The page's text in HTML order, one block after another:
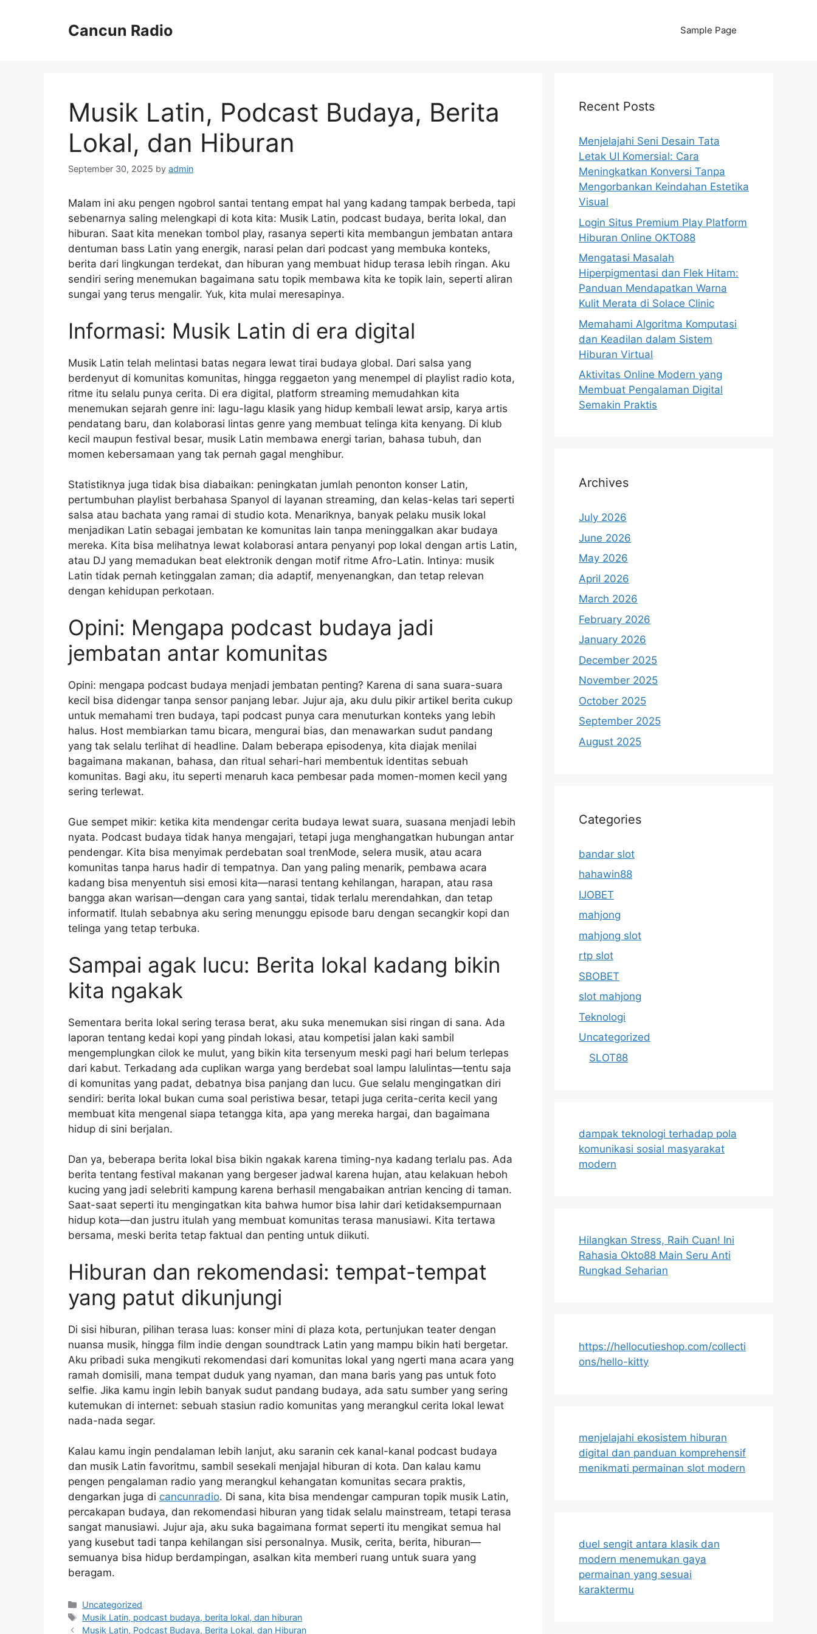
Cancun Radio Sample Page
Musik Latin, Podcast Budaya, Berita
Lokal, dan Hiburan
September 30, 2025 by admin
Malam ini aku pengen ngobrol santai tentang empat hal yang kadang tampak berbeda, tapi
sebenarnya saling melengkapi di kota kita: Musik Latin, podcast budaya, berita lokal, dan
hiburan. Saat kita menekan tombol play, rasanya seperti kita membangun jembatan antara
dentuman bass Latin yang energik, narasi pelan dari podcast yang membuka konteks,
berita dari lingkungan terdekat, dan hiburan yang membuat hidup terasa lebih ringan. Aku
sendiri sering menemukan bagaimana satu topik membawa kita ke topik lain, seperti aliran
sungai yang terus mengalir. Yuk, kita mulai meresapinya.
Informasi: Musik Latin di era digital
Musik Latin telah melintasi batas negara lewat tirai budaya global. Dari salsa yang
berdenyut di komunitas komunitas, hingga reggaeton yang menempel di playlist radio kota,
ritme itu selalu punya cerita. Di era digital, platform streaming memudahkan kita
menemukan sejarah genre ini: lagu-lagu klasik yang hidup kembali lewat arsip, karya artis
pendatang baru, dan kolaborasi lintas genre yang membuat telinga kita kenyang. Di klub
kecil maupun festival besar, musik Latin membawa energi tarian, bahasa tubuh, dan
momen kebersamaan yang tak pernah gagal menghibur.
Statistiknya juga tidak bisa diabaikan: peningkatan jumlah penonton konser Latin,
pertumbuhan playlist berbahasa Spanyol di layanan streaming, dan kelas-kelas tari seperti
salsa atau bachata yang ramai di studio kota. Menariknya, banyak pelaku musik lokal
menjadikan Latin sebagai jembatan ke komunitas lain tanpa meninggalkan akar budaya
mereka. Kita bisa melihatnya lewat kolaborasi antara penyanyi pop lokal dengan artis Latin,
atau DJ yang memadukan beat elektronik dengan motif ritme Afro-Latin. Intinya: musik
Latin tidak pernah ketinggalan zaman; dia adaptif, menyenangkan, dan tetap relevan
dengan kehidupan perkotaan.
Opini: Mengapa podcast budaya jadi
jembatan antar komunitas
Opini: mengapa podcast budaya menjadi jembatan penting? Karena di sana suara-suara
kecil bisa didengar tanpa sensor panjang lebar. Jujur aja, aku dulu pikir artikel berita cukup
untuk memahami tren budaya, tapi podcast punya cara menuturkan konteks yang lebih
halus. Host membiarkan tamu bicara, mengurai bias, dan menawarkan sudut pandang
yang tak selalu terlihat di headline. Dalam beberapa episodenya, kita diajak menilai
bagaimana makanan, bahasa, dan ritual sehari-hari membentuk identitas sebuah
komunitas. Bagi aku, itu seperti menaruh kaca pembesar pada momen-momen kecil yang
sering terlewat.
Gue sempet mikir: ketika kita mendengar cerita budaya lewat suara, suasana menjadi lebih
nyata. Podcast budaya tidak hanya mengajari, tetapi juga menghangatkan hubungan antar
pendengar. Kita bisa menyimak perdebatan soal trenMode, selera musik, atau acara
komunitas tanpa harus hadir di tempatnya. Dan yang paling menarik, pembawa acara
kadang bisa menyentuh sisi emosi kita—narasi tentang kehilangan, harapan, atau rasa
bangga akan warisan—dengan cara yang santai, tidak terlalu merendahkan, dan tetap
informatif. Itulah sebabnya aku sering menunggu episode baru dengan secangkir kopi dan
telinga yang tetap terbuka.
Sampai agak lucu: Berita lokal kadang bikin
kita ngakak
Sementara berita lokal sering terasa berat, aku suka menemukan sisi ringan di sana. Ada
laporan tentang kedai kopi yang pindah lokasi, atau kompetisi jalan kaki sambil
mengemplungkan cilok ke mulut, yang bikin kita tersenyum meski pagi hari belum terlepas
dari kabut. Terkadang ada cuplikan warga yang berdebat soal lampu lalulintas—tentu saja
di komunitas yang padat, debatnya bisa panjang dan lucu. Gue selalu mengingatkan diri
sendiri: berita lokal bukan cuma soal peristiwa besar, tetapi juga cerita-cerita kecil yang
membuat kita mengenal siapa tetangga kita, apa yang mereka hargai, dan bagaimana
hidup di sini berjalan.
Dan ya, beberapa berita lokal bisa bikin ngakak karena timing-nya kadang terlalu pas. Ada
berita tentang festival makanan yang bergeser jadwal karena hujan, atau kelakuan heboh
kucing yang jadi selebriti kampung karena berhasil mengabaikan antrian kencing di taman.
Saat-saat seperti itu mengingatkan kita bahwa humor bisa lahir dari ketidaksempurnaan
hidup kota—dan justru itulah yang membuat komunitas terasa manusiawi. Kita tertawa
bersama, meski berita tetap faktual dan penting untuk diikuti.
Hiburan dan rekomendasi: tempat-tempat
yang patut dikunjungi
Di sisi hiburan, pilihan terasa luas: konser mini di plaza kota, pertunjukan teater dengan
nuansa musik, hingga film indie dengan soundtrack Latin yang mampu bikin hati bergetar.
Aku pribadi suka mengikuti rekomendasi dari komunitas lokal yang ngerti mana acara yang
ramah domisili, mana tempat duduk yang nyaman, dan mana baris yang pas untuk foto
selfie. Jika kamu ingin lebih banyak sudut pandang budaya, ada satu sumber yang sering
kutemukan di internet: sebuah stasiun radio komunitas yang merangkul cerita lokal lewat
nada-nada segar.
Kalau kamu ingin pendalaman lebih lanjut, aku saranin cek kanal-kanal podcast budaya
dan musik Latin favoritmu, sambil sesekali menjajal hiburan di kota. Dan kalau kamu
pengen pengalaman radio yang merangkul kehangatan komunitas secara praktis,
dengarkan juga di cancunradio. Di sana, kita bisa mendengar campuran topik musik Latin,
percakapan budaya, dan rekomendasi hiburan yang tidak selalu mainstream, tetapi terasa
sangat manusiawi. Jujur aja, aku suka bagaimana format seperti itu mengikat semua hal
yang kusebut tadi tanpa kehilangan sisi personalnya. Musik, cerita, berita, hiburan—
semuanya bisa hidup berdampingan, asalkan kita memberi ruang untuk suara yang
beragam.
Categories
Uncategorized
Tags
Musik Latin, podcast budaya, berita lokal, dan hiburan
Musik Latin, Podcast Budaya, Berita Lokal, dan Hiburan
Recent Posts
Menjelajahi Seni Desain Tata
Letak UI Komersial: Cara
Meningkatkan Konversi Tanpa
Mengorbankan Keindahan Estetika
Visual
Login Situs Premium Play Platform
Hiburan Online OKTO88
Mengatasi Masalah
Hiperpigmentasi dan Flek Hitam:
Panduan Mendapatkan Warna
Kulit Merata di Solace Clinic
Memahami Algoritma Komputasi
dan Keadilan dalam Sistem
Hiburan Virtual
Aktivitas Online Modern yang
Membuat Pengalaman Digital
Semakin Praktis
Archives
July 2026
June 2026
May 2026
April 2026
March 2026
February 2026
January 2026
December 2025
November 2025
October 2025
September 2025
August 2025
Categories
bandar slot
hahawin88
IJOBET
mahjong
mahjong slot
rtp slot
SBOBET
slot mahjong
Teknologi
Uncategorized
SLOT88
dampak teknologi terhadap pola
komunikasi sosial masyarakat
modern
Hilangkan Stress, Raih Cuan! Ini
Rahasia Okto88 Main Seru Anti
Rungkad Seharian
https://hellocutieshop.com/collecti
ons/hello-kitty
menjelajahi ekosistem hiburan
digital dan panduan komprehensif
menikmati permainan slot modern
duel sengit antara klasik dan
modern menemukan gaya
permainan yang sesuai
karaktermu